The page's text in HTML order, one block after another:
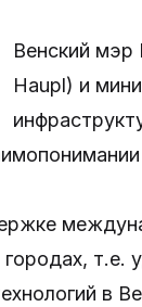
Венский мэр
Haupl) и
т.е.
в